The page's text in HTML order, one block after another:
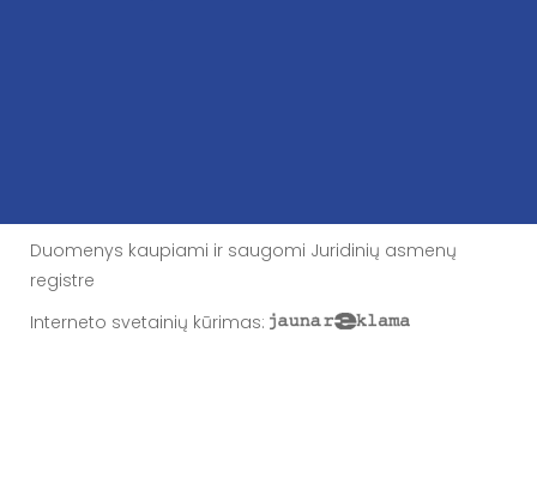
Duomenys kaupiami ir saugomi Juridinių asmenų
registre
Interneto svetainių kūrimas: